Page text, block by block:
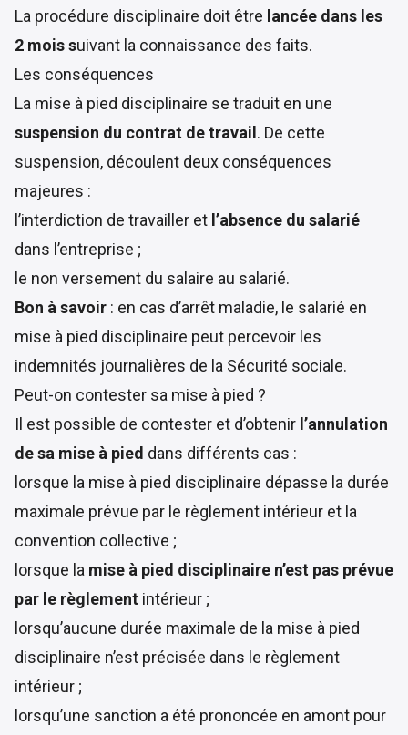
La procédure disciplinaire doit être lancée dans les
2 mois suivant la connaissance des faits.
Les conséquences
La mise à pied disciplinaire se traduit en une
suspension du contrat de travail . De cette
suspension, découlent deux conséquences
majeures :
l’interdiction de travailler et l’absence du salarié
dans l’entreprise ;
le non versement du salaire au salarié.
Bon à savoir : en cas d’arrêt maladie, le salarié en
mise à pied disciplinaire peut percevoir les
indemnités journalières de la Sécurité sociale.
Peut-on contester sa mise à pied ?
Il est possible de contester et d’obtenir l’annulation
de sa mise à pied dans différents cas :
lorsque la mise à pied disciplinaire dépasse la durée
maximale prévue par le règlement intérieur et la
convention collective ;
lorsque la mise à pied disciplinaire n’est pas prévue
par le règlement intérieur ;
lorsqu’aucune durée maximale de la mise à pied
disciplinaire n’est précisée dans le règlement
intérieur ;
lorsqu’une sanction a été prononcée en amont pour